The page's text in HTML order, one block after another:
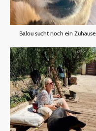
Balou sucht noch ein Zuhause.